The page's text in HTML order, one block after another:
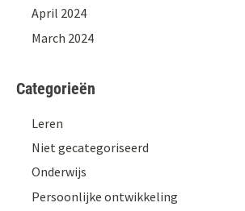
April 2024
March 2024
Categorieën
Leren
Niet gecategoriseerd
Onderwijs
Persoonlijke ontwikkeling